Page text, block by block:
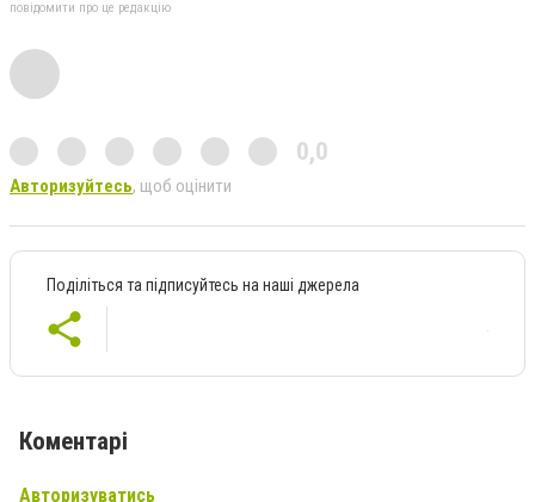
повідомити про це редакцію
0,0
Авторизуйтесь, щоб оцінити
Поділіться та підписуйтесь на наші джерела
Коментарі
Авторизуватись